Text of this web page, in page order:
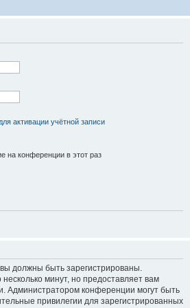
активации учётной записи
на конференции в этот раз
должны быть зарегистрированы.
несколько минут, но предоставляет вам
Администратором конференции могут быть
привилегии для зарегистрированных